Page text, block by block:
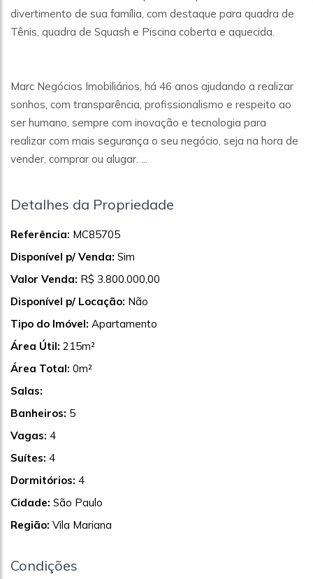
divertimento de sua família, com destaque para quadra de
Tênis, quadra de Squash e Piscina coberta e aquecida.
Marc Negócios Imobiliários, há 46 anos ajudando a realizar
sonhos, com transparência, profissionalismo e respeito ao
ser humano, sempre com inovação e tecnologia para
realizar com mais segurança o seu negócio, seja na hora de
vender, comprar ou alugar. ...
Detalhes da Propriedade
Referência: MC85705
Disponível p/ Venda: Sim
Valor Venda: R$ 3.800.000,00
Disponível p/ Locação: Não
Tipo do Imóvel: Apartamento
Área Útil: 215m²
Área Total: 0m²
Salas:
Banheiros: 5
Vagas: 4
Suítes: 4
Dormitórios: 4
Cidade: São Paulo
Região: Vila Mariana
Condições